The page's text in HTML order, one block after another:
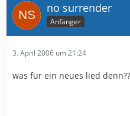
no surrender
Anfänger
3. April 2006 um 21:24
was für ein neues lied